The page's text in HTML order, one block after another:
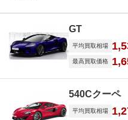
GT
平均買取相場
最高買取価格
540Cクーペ
平均買取相場